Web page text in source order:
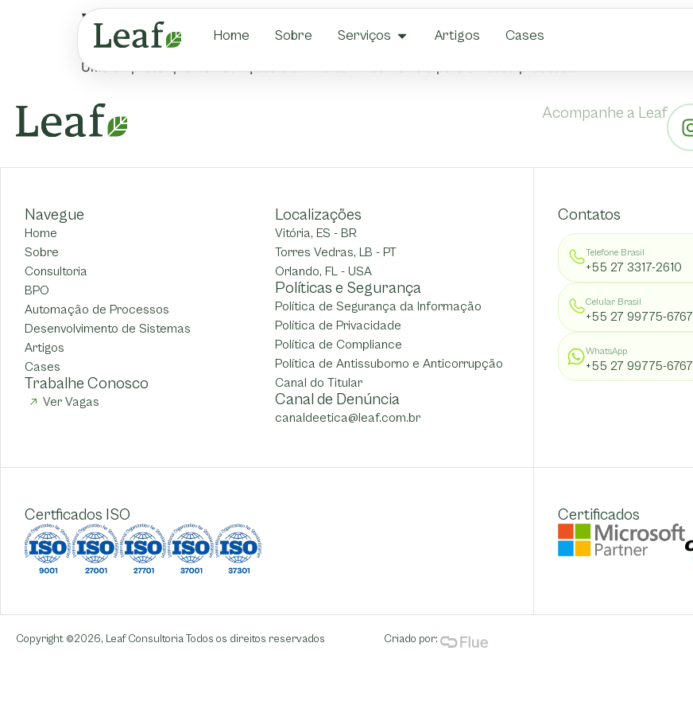
Home Sobre Serviços Artigos Cases
Vanessa Diniz
Uma empresa que traz soluções e controles fundamentais para o nosso processo.
Acompanhe a Leaf
Navegue
Home
Sobre
Consultoria
BPO
Automação de Processos
Desenvolvimento de Sistemas
Artigos
Cases
Trabalhe Conosco
Ver Vagas
Localizações
Vitória, ES - BR
Torres Vedras, LB - PT
Orlando, FL - USA
Políticas e Segurança
Política de Segurança da Informação
Política de Privacidade
Política de Compliance
Política de Antissuborno e Anticorrupção
Canal do Titular
Canal de Denúncia
canaldeetica@leaf.com.br
Contatos
Telefone Brasil
+55 27 3317-2610
Celular Brasil
+55 27 99775-6767
WhatsApp
+55 27 99775-6767
Certficados ISO Certificados
Copyright ©2026, Leaf ConsultoriaTodos os direitos reservados Criado por: